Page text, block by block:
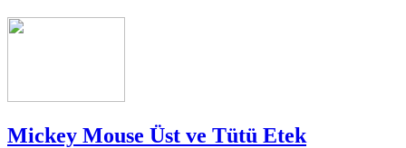
Mickey Mouse Üst ve Tütü Etek